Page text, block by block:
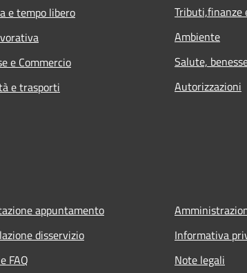
e tempo libero
e Commercio
e trasporti
Tributi,finanze
Ambiente
Salute,
Autorizzazioni
appuntamento
disservizio
FAQ
Informativa
Note legali